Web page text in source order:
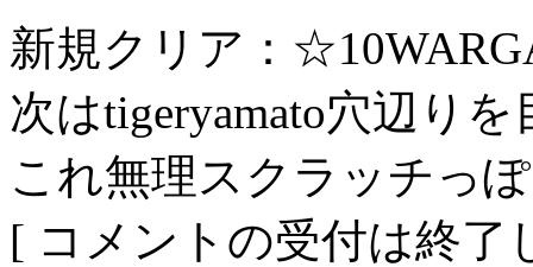
新規クリア：
次はtigeryamato穴辺り
これ無理スクラッチっ
[ コメントの受付は終了